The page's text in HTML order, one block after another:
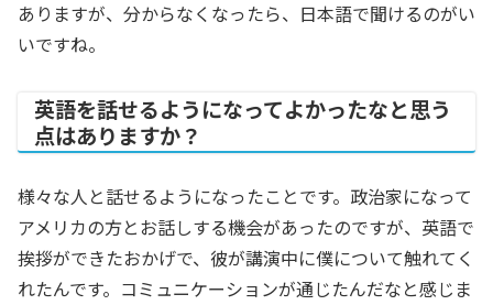
ありますが、分からなくなったら、日本語で聞けるのがい
いですね。
英語を話せるようになってよかったなと思う
点はありますか？
様々な人と話せるようになったことです。政治家になって
アメリカの方とお話しする機会があったのですが、英語で
挨拶ができたおかげで、彼が講演中に僕について触れてく
れたんです。コミュニケーションが通じたんだなと感じま